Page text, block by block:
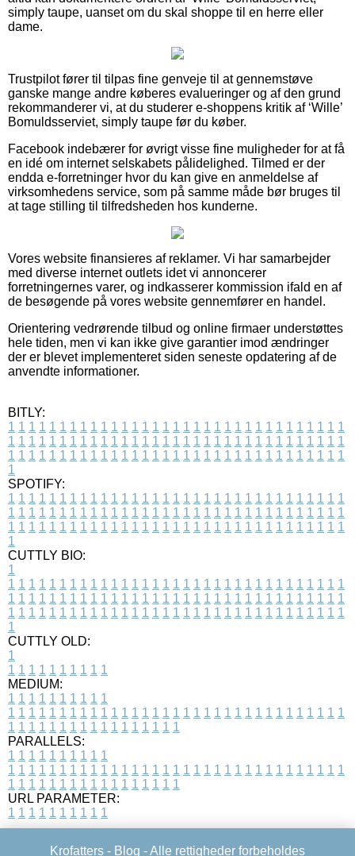
simply taupe, uanset om du skal shoppe til en herre eller
dame.
Trustpilot fører til tilpas fine genveje til at gennemstøve
ganske mange andre køberes evalueringer og af den grund
rekommanderer vi, at du studerer e-shoppens kritik af ‘Wille’
Bomuldsserviet, simply taupe før du køber.
Facebook indebærer for øvrigt visse fine muligheder for at få
en idé om internet selskabets pålidelighed. Tilmed er der
endda e-forretninger hvor du kan give en anmeldelse af
virksomhedens service, som på samme måde bør bruges til
at tage stilling til tilfredsheden hos kunderne.
Vores website finansieres af reklamer. Vi har samarbejder
med diverse internet outlets idet vi annoncerer
forretningernes varer, og indkasserer kommission ifald en af
de besøgende på vores website gennemfører en handel.
Orientering vedrørende tilbud og online firmaer understøttes
hele tiden, men vi kan ikke give garantier imod ændringer
der er blevet implementeret siden seneste opdatering af de
anvendte informationer.
BITLY:
1 1 1 1 1 1 1 1 1 1 1 1 1 1 1 1 1 1 1 1 1 1 1 1 1 1 1 1 1 1 1 1 1
1 1 1 1 1 1 1 1 1 1 1 1 1 1 1 1 1 1 1 1 1 1 1 1 1 1 1 1 1 1 1 1 1
1 1 1 1 1 1 1 1 1 1 1 1 1 1 1 1 1 1 1 1 1 1 1 1 1 1 1 1 1 1 1 1 1
1
SPOTIFY:
1 1 1 1 1 1 1 1 1 1 1 1 1 1 1 1 1 1 1 1 1 1 1 1 1 1 1 1 1 1 1 1 1
1 1 1 1 1 1 1 1 1 1 1 1 1 1 1 1 1 1 1 1 1 1 1 1 1 1 1 1 1 1 1 1 1
1 1 1 1 1 1 1 1 1 1 1 1 1 1 1 1 1 1 1 1 1 1 1 1 1 1 1 1 1 1 1 1 1
1
CUTTLY BIO:
1
1 1 1 1 1 1 1 1 1 1 1 1 1 1 1 1 1 1 1 1 1 1 1 1 1 1 1 1 1 1 1 1 1
1 1 1 1 1 1 1 1 1 1 1 1 1 1 1 1 1 1 1 1 1 1 1 1 1 1 1 1 1 1 1 1 1
1 1 1 1 1 1 1 1 1 1 1 1 1 1 1 1 1 1 1 1 1 1 1 1 1 1 1 1 1 1 1 1 1
1
CUTTLY OLD:
1
1 1 1 1 1 1 1 1 1 1
MEDIUM:
1 1 1 1 1 1 1 1 1 1
1 1 1 1 1 1 1 1 1 1 1 1 1 1 1 1 1 1 1 1 1 1 1 1 1 1 1 1 1 1 1 1 1
1 1 1 1 1 1 1 1 1 1 1 1 1 1 1 1 1
PARALLELS:
1 1 1 1 1 1 1 1 1 1
1 1 1 1 1 1 1 1 1 1 1 1 1 1 1 1 1 1 1 1 1 1 1 1 1 1 1 1 1 1 1 1 1
1 1 1 1 1 1 1 1 1 1 1 1 1 1 1 1 1
URL PARAMETER:
1 1 1 1 1 1 1 1 1 1
Krofatters - Blog - Alle rettigheder forbeholdes